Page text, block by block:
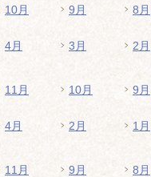
10月 9月 8月
4月 3月 2月
11月 10月 9月
4月 2月 1月
11月 9月 8月